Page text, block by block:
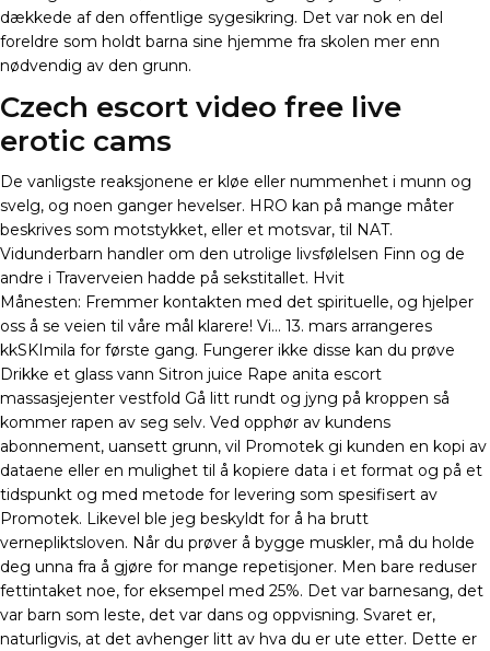
dækkede af den offentlige sygesikring. Det var nok en del
foreldre som holdt barna sine hjemme fra skolen mer enn
nødvendig av den grunn.
Czech escort video free live
erotic cams
De vanligste reaksjonene er kløe eller nummenhet i munn og
svelg, og noen ganger hevelser. HRO kan på mange måter
beskrives som motstykket, eller et motsvar, til NAT.
Vidunderbarn handler om den utrolige livsfølelsen Finn og de
andre i Traverveien hadde på sekstitallet. Hvit
Månesten: Fremmer kontakten med det spirituelle, og hjelper
oss å se veien til våre mål klarere! Vi… 13. mars arrangeres
kkSKImila for første gang. Fungerer ikke disse kan du prøve
Drikke et glass vann Sitron juice Rape anita escort
massasjejenter vestfold Gå litt rundt og jyng på kroppen så
kommer rapen av seg selv. Ved opphør av kundens
abonnement, uansett grunn, vil Promotek gi kunden en kopi av
dataene eller en mulighet til å kopiere data i et format og på et
tidspunkt og med metode for levering som spesifisert av
Promotek. Likevel ble jeg beskyldt for å ha brutt
vernepliktsloven. Når du prøver å bygge muskler, må du holde
deg unna fra å gjøre for mange repetisjoner. Men bare reduser
fettintaket noe, for eksempel med 25%. Det var barnesang, det
var barn som leste, det var dans og oppvisning. Svaret er,
naturligvis, at det avhenger litt av hva du er ute etter. Dette er